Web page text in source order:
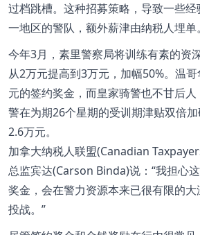
过档跳槽。这种招募策略，导致一些
一地区的警队，额外薪津由纳税人埋单。
今年3月，素里警察局将训练有素的资
从2万元提高到3万元，加幅50%。温
元的签约奖金，而皇家骑警也不甘后
警在为期26个星期的受训期津贴双倍
2.6万元。
加拿大纳税人联盟(Canadian
总监宾达(Carson Binda)说：“我担心
奖金，会在警力资源本来已很有限的
投战。”